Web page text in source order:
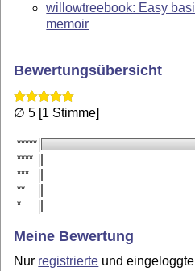
willowtreebook: Easy
memoir
Bewertungsübersicht
∅ 5 [1 Stimme]
*****
****
***
**
*
Meine Bewertung
Nur registrierte und